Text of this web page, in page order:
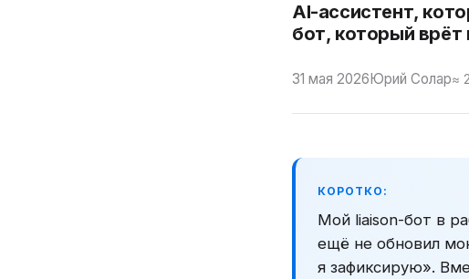
AI-ассистент,
бот, который врёт
31 мая 2026Юрий Солар≈
КОРОТКО:
Мой liaison-бот в
ещё не обновил
я зафиксирую».